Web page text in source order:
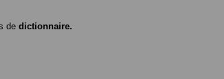
de dictionnaire.